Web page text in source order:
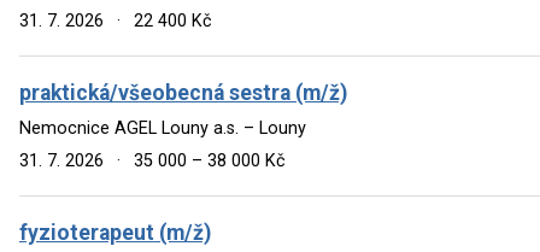
31. 7. 2026
· 22 400 Kč
praktická/všeobecná sestra (m/ž)
Nemocnice AGEL Louny a.s. – Louny
31. 7. 2026
· 35 000 – 38 000 Kč
fyzioterapeut (m/ž)